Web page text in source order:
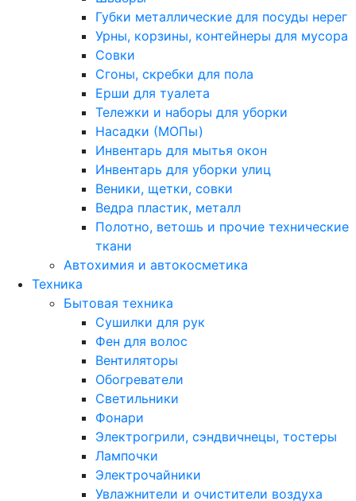
Губки металлические для посуды нерег
Урны, корзины, контейнеры для мусора
Совки
Сгоны, скребки для пола
Ерши для туалета
Тележки и наборы для уборки
Насадки (МОПы)
Инвентарь для мытья окон
Инвентарь для уборки улиц
Веники, щетки, совки
Ведра пластик, металл
Полотно, ветошь и прочие технические
ткани
Автохимия и автокосметика
Техника
Бытовая техника
Сушилки для рук
Фен для волос
Вентиляторы
Обогреватели
Светильники
Фонари
Электрогрили, сэндвичнецы, тостеры
Лампочки
Электрочайники
Увлажнители и очистители воздуха